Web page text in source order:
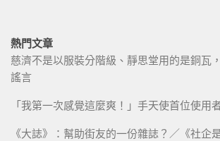
熱門文章
慈濟不是以服裝分階級、靜思堂用的是銅瓦
謠言
「我第一次感覺這麼爽！」手天使首位使用
《大誌》：幫助街友的一份雜誌？／《社企